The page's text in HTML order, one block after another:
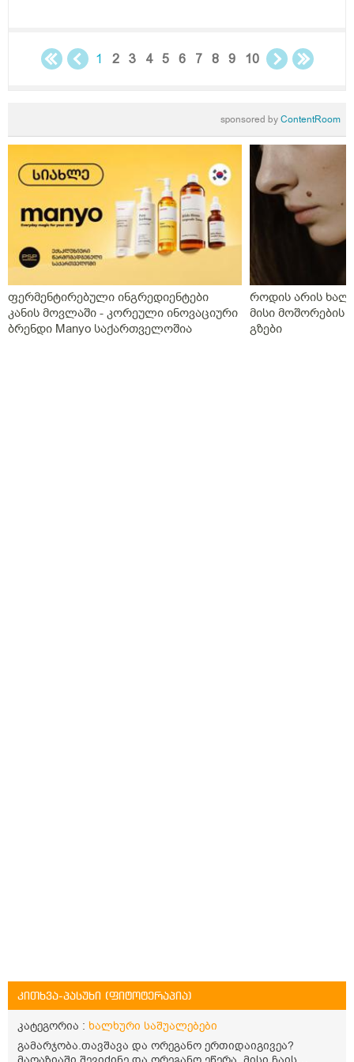
საღამოს სანთლის სახით საშოში,ნიუვიტი ორი თვე
დანიშნულება და ახალმა ექიმმა გამოუწერა სისხლის
გამათხელებელი,პოტრომბინი გაუსინჯა პირველ
რიგში რაც არ გაგვისინჯია ამ ხნის განმავლობაში და
ზღვარზე ქონდა ისე რომ ლაბორანტმა გვითხრა
საყურადღებოა თორემ მერე საპრობლემო
გახდებაო,და ისედაც თვენახევარში ერთხელ
გვნახულობდა ის ძველი ექიმი,ინდომეტაზონის
სანთელი ოცი დღე ძილის წინ,უტროჟესტანი
საღამოს,კურანტილი სისხლის გამათხელებელი,ახლა
აქვს თავის ტკივილები,სხვა ჩვენება არააქვს და ასე
გვგონია დ ვიტამია გამოიწვიაო მარა ვირუსიც
ქონდა,ვაგოსტაბილი თავის ტკივილისთვის,თქვენ რას
გვირჩევთ?როგორც გვითხარით ონლაინ ისე მიდის
ყველაფერი და ხალხს შეხება აქვთ პირდაპირ
1 2 3 4 5 6 7 8 9 10
sponsored byContentRoom
ფერმენტირებული ინგრედიენტები
კანის მოვლაში - კორეული ინოვაციური
ბრენდი Manyo საქართველოშია
როდის არის
მისი მოშორების
გზები
კითხვა-პასუხი (ფიტოტერაპია)
კატეგორია : ხალხური საშუალებები
გამარჯობა.თავშავა და ორეგანო ერთიდაიგივეა?